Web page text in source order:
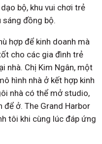
bộ, khu vui chơi trẻ
sáng đồng bộ.
hợp để kinh doanh mà
cho các gia đình trẻ
nhà. Chị Kim Ngân, một
hình nhà ở kết hợp kinh
nhà có thể mở studio,
để ở. The Grand Harbor
tôi khi cùng lúc đáp ứng